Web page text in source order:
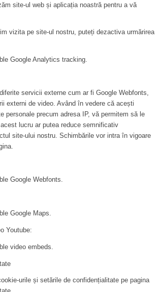
site-ul web și aplicația noastră pentru a vă
vizita pe site-ul nostru, puteți dezactiva urmărirea
Google Analytics tracking.
servicii externe cum ar fi Google Webfonts,
externi de video. Având în vedere că acești
personale precum adresa IP, vă permitem să le
lucru ar putea reduce semnificativ
site-ului nostru. Schimbările vor intra în vigoare
Google Webfonts.
Google Maps.
Youtube:
video embeds.
urile și setările de confidențialitate pe pagina